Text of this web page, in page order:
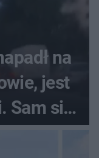
na
jest
Sam się